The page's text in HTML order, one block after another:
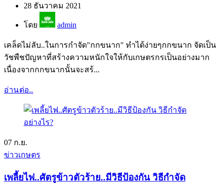
28 ธันวาคม 2021
โดย admin
เคล็ดไม่ลับ..ในการกำจัด"กกขนาก" ทำได้ง่ายๆกกขนาก จัดเป็น
วัชพืชปัญหาที่สร้างความหนักใจให้กับเกษตรกรเป็นอย่างมาก
เนื่องจากกกขนากนั้นจะสร้...
อ่านต่อ..
07 ก.ย.
ข่าวเกษตร
เพลี้ยไฟ..ศัตรูข้าวตัวร้าย..มีวิธีป้องกัน วิธีกำจัด